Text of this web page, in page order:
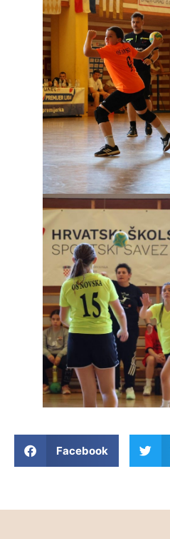
Facebook